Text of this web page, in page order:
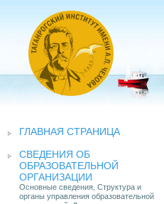
ГЛАВНАЯ СТРАНИЦА
СВЕДЕНИЯ ОБ
ОБРАЗОВАТЕЛЬНОЙ
ОРГАНИЗАЦИИ
Основные сведения, Структура и
органы управления образовательной